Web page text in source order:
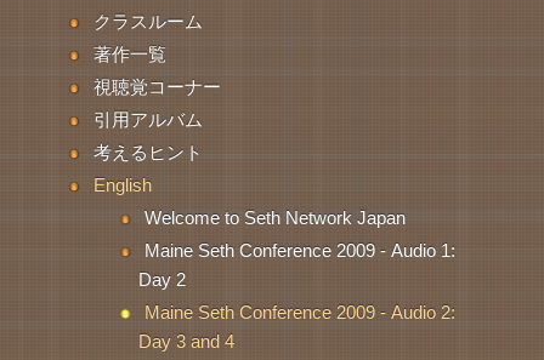
クラスルーム
著作一覧
視聴覚コーナー
引用アルバム
考えるヒント
English
Welcome to Seth Network Japan
Maine Seth Conference 2009 - Audio 1:
Day 2
Maine Seth Conference 2009 - Audio 2:
Day 3 and 4